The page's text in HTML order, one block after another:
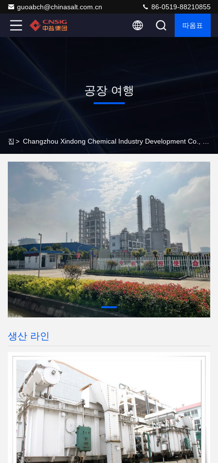
guoabch@chinasalt.com.cn 86-0519-88210855
따옴표
공장 여행
집 >
생산 라인